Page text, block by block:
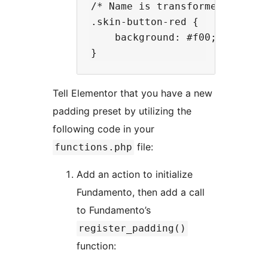
/* Name is transformed to
.skin-button-red {
    background: #f00;
Tell Elementor that you have a new
padding preset by utilizing the
following code in your
functions.php file:
Add an action to initialize
Fundamento, then add a call
to Fundamento’s
register_padding()
function: